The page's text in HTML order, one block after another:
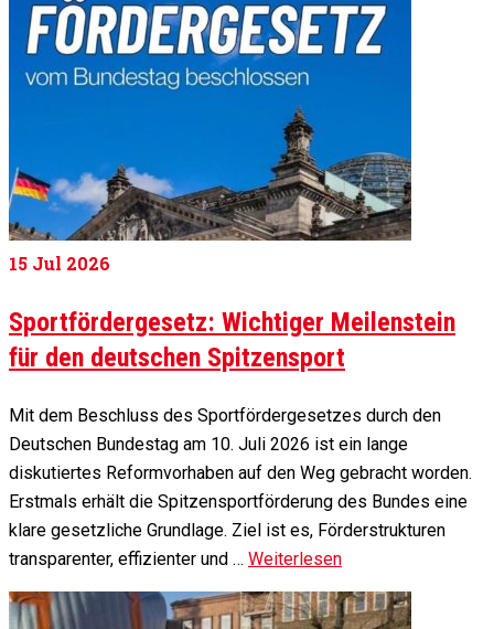
15 Jul 2026
Sportfördergesetz: Wichtiger Meilenstein
für den deutschen Spitzensport
Mit dem Beschluss des Sportfördergesetzes durch den
Deutschen Bundestag am 10. Juli 2026 ist ein lange
diskutiertes Reformvorhaben auf den Weg gebracht worden.
Erstmals erhält die Spitzensportförderung des Bundes eine
klare gesetzliche Grundlage. Ziel ist es, Förderstrukturen
transparenter, effizienter und … Weiterlesen